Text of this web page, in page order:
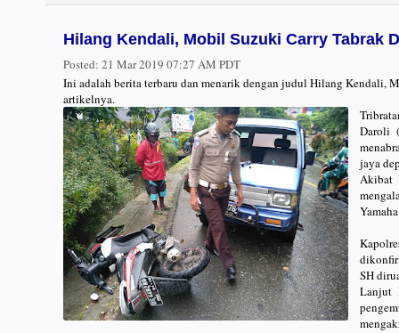
Hilang Kendali, Mobil Suzuki Carry Tabrak
Posted: 21 Mar 2019 07:27 AM PDT
Ini adalah berita terbaru dan menarik dengan judul Hilang Kendali,
artikelnya.
Daroli
jaya
Akibat
SH
Lanjut